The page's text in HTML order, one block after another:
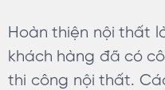
Hoàn thiện nội thất
khách hàng đã có
thi công nội thất.